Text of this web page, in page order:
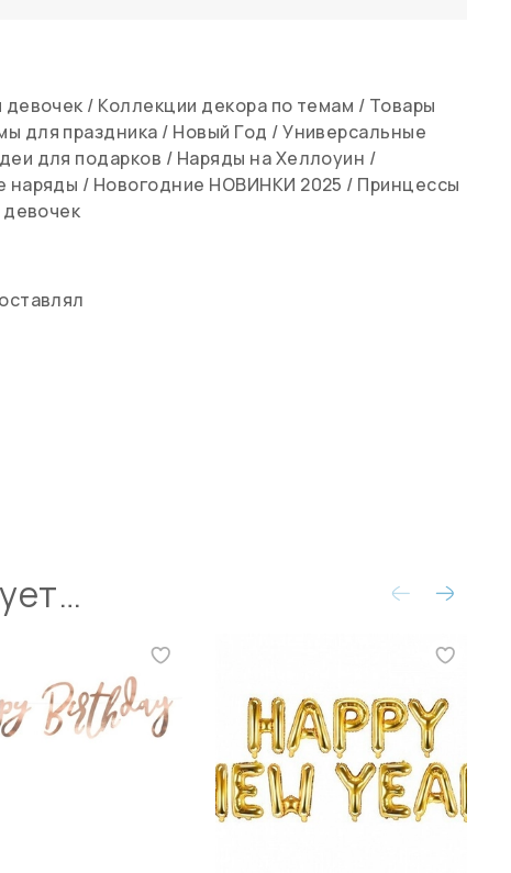
девочек / Коллекции декора по темам / Товары
для праздника / Новый Год /Универсальные
для подарков / Наряды на Хеллоуин /
наряды / Новогодние НОВИНКИ 2025 / Принцессы